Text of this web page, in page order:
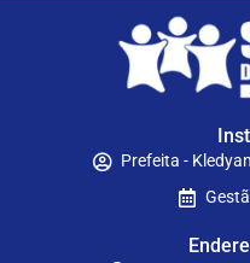
Prefeita -